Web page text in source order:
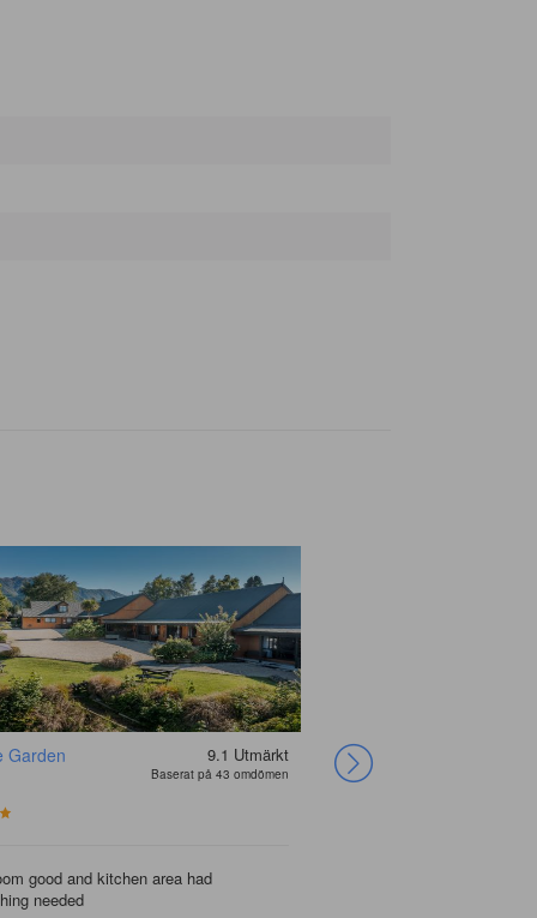
Garden 9.1 Utmärkt
Baserat på 43 omdömen
good and kitchen area had
needed